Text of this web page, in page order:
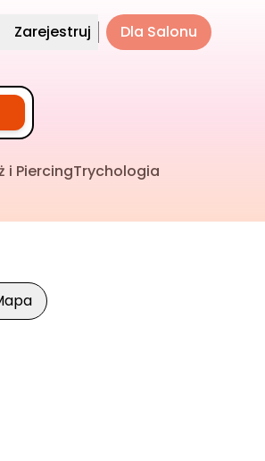
Zarejestruj Dla Salonu
i PiercingTrychologia
widok mapy